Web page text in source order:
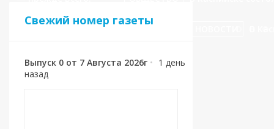
ул. Ленина, 17 — завершаются!
Свежий номер газеты
Выпуск 0 от 7 Августа 2026г • 1 день
назад